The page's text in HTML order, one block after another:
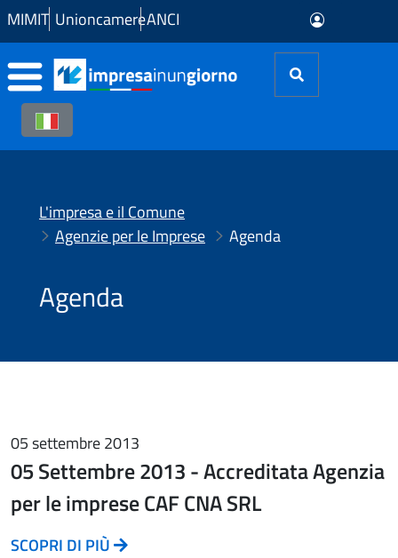
Skip to Main Content
MIMIT UnioncamereANCI
L'impresa e il Comune
Agenzie per le Imprese
Agenda
Agenda
05 settembre 2013
05 Settembre 2013 - Accreditata Agenzia
per le imprese CAF CNA SRL
SCOPRI DI PIÙ